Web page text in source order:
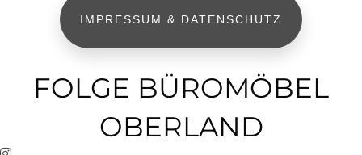
IMPRESSUM & DATENSCHUTZ
FOLGE BÜROMÖBEL
OBERLAND